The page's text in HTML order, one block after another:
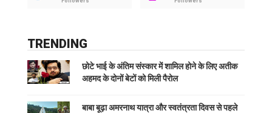
TRENDING
छोटे भाई के अंतिम संस्कार में शामिल होने के लिए अतीक
अहमद के दोनों बेटों को मिली पैरोल
बाबा बूढ़ा अमरनाथ यात्रा और स्वतंत्रता दिवस से पहले